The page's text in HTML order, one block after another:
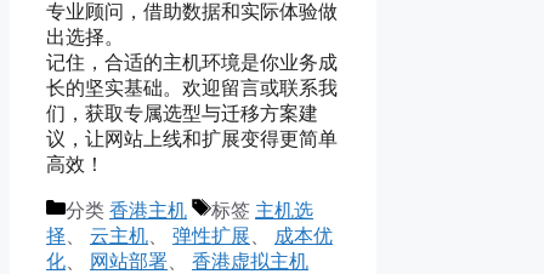
专业顾问，借助数据和实际体验做
出选择。
记住，合适的主机环境是你业务成
长的坚实基础。欢迎留言或联系我
们，获取专属选型与迁移方案建
议，让网站上线和扩展变得更简单
高效！
分类 香港主机 标签 主机选
择
云主机 弹性扩展
成本优
化
网站部署
香港虚拟主机